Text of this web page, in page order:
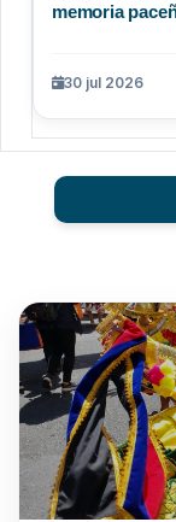
memoria
30 jul 2026